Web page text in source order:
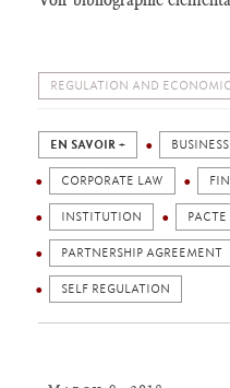
REGULATION AND
EN SAVOIR + BUSINESS
CORPORATE LAW
INSTITUTION PACTE
PARTNERSHIP AGREEMENT
SELF REGULATION